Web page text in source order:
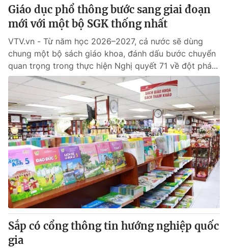
Giáo dục phổ thông bước sang giai đoạn
mới với một bộ SGK thống nhất
VTV.vn - Từ năm học 2026–2027, cả nước sẽ dùng
chung một bộ sách giáo khoa, đánh dấu bước chuyển
quan trọng trong thực hiện Nghị quyết 71 về đột phá...
Sắp có cổng thông tin hướng nghiệp quốc
gia